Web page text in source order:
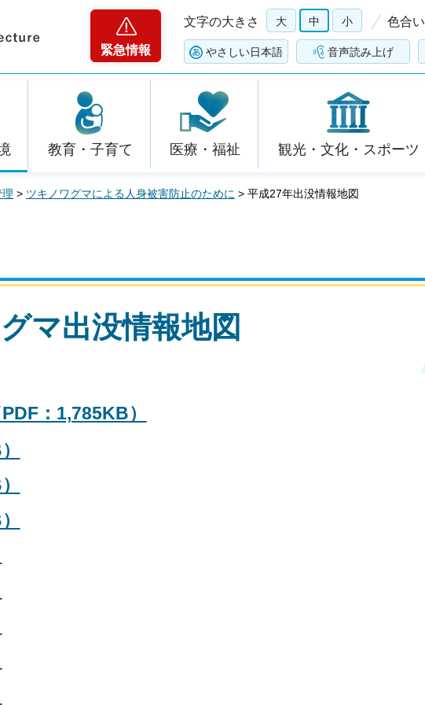
緊急情報
文字の大きさ 大 中 小 色合い
やさしい日本語 音声読み上げ
教育・子育て 医療・福祉 観光・文化・スポーツ
> ツキノワグマによる人身被害防止のために > 平成27年出没情報地図
マ出没情報地図
：1,785KB）